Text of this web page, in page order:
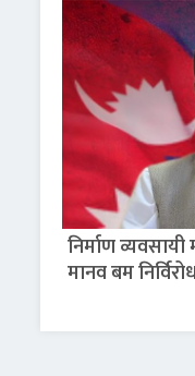
निर्माण
मानव बम